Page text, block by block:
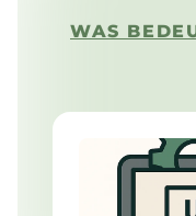
WAS